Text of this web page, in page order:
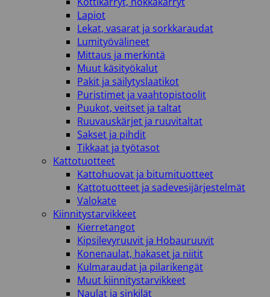
Lapiot
Lekat, vasarat ja sorkkaraudat
Lumityövälineet
Mittaus ja merkintä
Muut käsityökalut
Pakit ja säilytyslaatikot
Puristimet ja vaahtopistoolit
Puukot, veitset ja taltat
Ruuvauskärjet ja ruuvitaltat
Sakset ja pihdit
Tikkaat ja työtasot
Kattotuotteet
Kattohuovat ja bitumituotteet
Kattotuotteet ja sadevesijärjestelmät
Valokate
Kiinnitystarvikkeet
Kierretangot
Kipsilevyruuvit ja Hobauruuvit
Konenaulat, hakaset ja niitit
Kulmaraudat ja pilarikengät
Muut kiinnitystarvikkeet
Naulat ja sinkilät